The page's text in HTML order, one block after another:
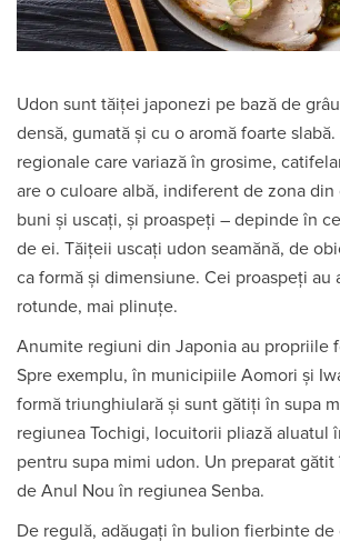
Udon sunt tăiței japonezi pe bază de
densă, gumată și cu o aromă foarte slabă.
regionale care variază în grosime,
are o culoare albă, indiferent de zona din
buni și uscați, și proaspeți – depinde în
de ei. Tăițeii uscați udon seamănă, de
ca formă și dimensiune. Cei proaspeți au
rotunde, mai plinuțe.
Anumite regiuni din Japonia au propriile
Spre exemplu, în municipiile Aomori și
formă triunghiulară și sunt gătiți în supa
regiunea Tochigi, locuitorii pliază aluatul
pentru supa mimi udon. Un preparat gătit
de Anul Nou în regiunea Senba.
De regulă, adăugați în bulion fierbinte de